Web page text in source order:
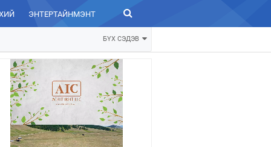
ЭНТЕРТАЙНМЭНТ ЗУРХАЙ
БҮХ СЭДЭВ